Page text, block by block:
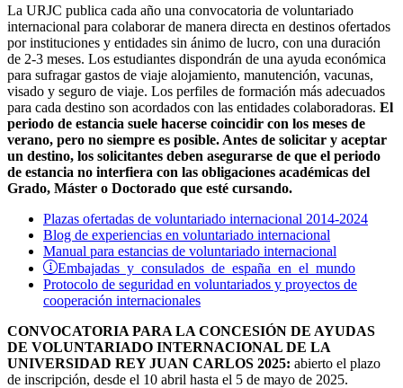
La URJC publica cada año una convocatoria de voluntariado
internacional para colaborar de manera directa en destinos ofertados
por instituciones y entidades sin ánimo de lucro, con una duración
de 2-3 meses. Los estudiantes dispondrán de una ayuda económica
para sufragar gastos de viaje alojamiento, manutención, vacunas,
visado y seguro de viaje. Los perfiles de formación más adecuados
para cada destino son acordados con las entidades colaboradoras. El
periodo de estancia suele hacerse coincidir con los meses de
verano, pero no siempre es posible. Antes de solicitar y aceptar
un destino, los solicitantes deben asegurarse de que el periodo
de estancia no interfiera con las obligaciones académicas del
Grado, Máster o Doctorado que esté cursando.
Plazas ofertadas de voluntariado internacional 2014-2024
Blog de experiencias en voluntariado internacional
Manual para estancias de voluntariado internacional
Embajadas y consulados de españa en el mundo
Protocolo de seguridad en voluntariados y proyectos de
cooperación internacionales
CONVOCATORIA PARA LA CONCESIÓN DE AYUDAS
DE VOLUNTARIADO INTERNACIONAL DE LA
UNIVERSIDAD REY JUAN CARLOS 2025: abierto el plazo
de inscripción, desde el 10 abril hasta el 5 de mayo de 2025.